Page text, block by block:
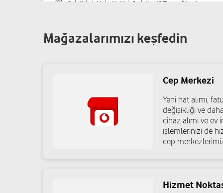
Şehitishak Mah. Atatürk Cad. No:40 Tarsus/Mersin
Doğancı Mah. İnönü Cad. No:17/A Mut/Mersin
Ali Dağlıoğlu - Dağlıoğlu Teknoloji
Mağazalarımızı keşfedin
Cep Merkezi
Yeni hat alımı,
değişikliği ve
cihaz alımı ve
işlemlerinizi de
cep
Hizmet